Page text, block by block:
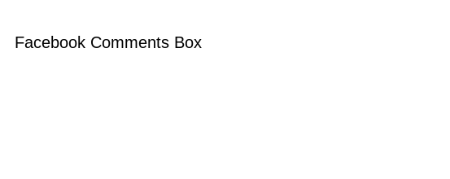
Facebook Comments Box